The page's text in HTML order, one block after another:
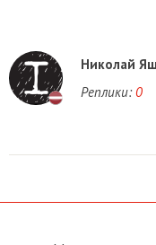
Николай
Реплики: 0